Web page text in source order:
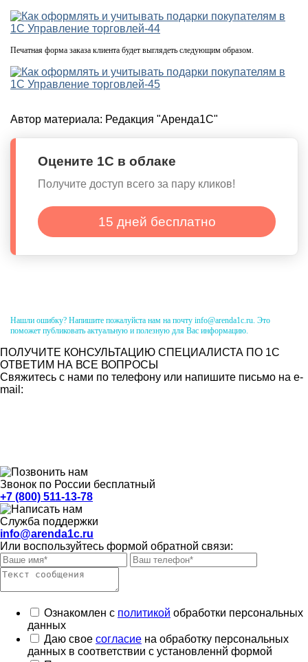
Печатная форма заказа клиента будет выглядеть следующим образом.
Автор материала: Редакция "Аренда1С"
Оцените 1С в облаке
Получите доступ всего за пару кликов!
15 дней бесплатно
Нашли ошибку? Напишите пожалуйста нам на почту info@arenda1c.ru. Это
поможет публиковать актуальную и полезную для Вас информацию.
ПОЛУЧИТЕ КОНСУЛЬТАЦИЮ СПЕЦИАЛИСТА ПО 1С
ОТВЕТИМ НА ВСЕ ВОПРОСЫ
Свяжитесь с нами по телефону или напишите письмо на e-
mail:
Звонок по России бесплатный
+7 (800) 511-13-78
Служба поддержки
info@arenda1c.ru
Или воспользуйтесь формой обратной связи:
Ознакомлен с политикой обработки персональных
данных
Даю свое согласие на обработку персональных
данных в соответствии с установленнй формой